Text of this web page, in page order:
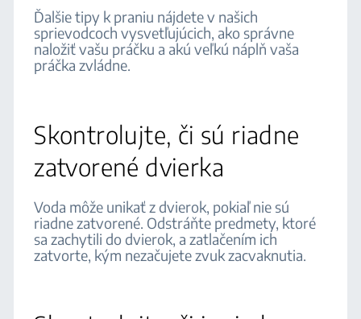
Ďalšie tipy k praniu nájdete v našich
sprievodcoch vysvetľujúcich, ako správne
naložiť vašu práčku a akú veľkú náplň vaša
práčka zvládne.
Skontrolujte, či sú riadne
zatvorené dvierka
Voda môže unikať z dvierok, pokiaľ nie sú
riadne zatvorené. Odstráňte predmety, ktoré
sa zachytili do dvierok, a zatlačením ich
zatvorte, kým nezačujete zvuk zacvaknutia.